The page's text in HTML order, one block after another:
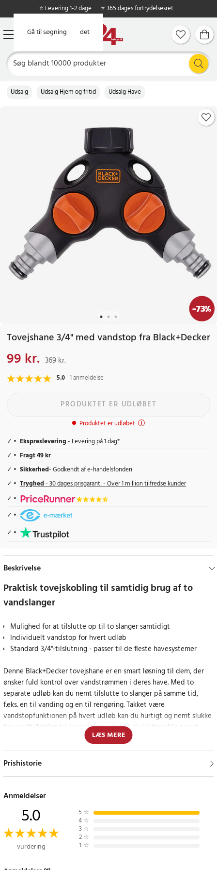
Gå til hovedindholdet
Gå til søgning
⭐ Levering 1-2 dage ⭐ 365 dages fortrydelsesret
Udsalg Udsalg Hjem og fritid Udsalg Have
-73%
Tovejshane 3/4" med vandstop fra Black+Decker
Nuværende pris
99 kr. 369 kr.
5.0 1 anmeldelse
PRODUKTET ER UDLØBET
Produktet er udløbet
Ekspreslevering- Levering på 1 dag*
Fragt 49 kr
Sikkerhed- Godkendt af e-handelsfonden
Tryghed- 30 dages prisgaranti - Over 1 million tilfredse kunder
Beskrivelse
Praktisk tovejskobling til samtidig brug af to
vandslanger
Mulighed for at tilslutte op til to slanger samtidigt
Individuelt vandstop for hvert udløb
Standard 3/4"-tilslutning - passer til de fleste havesystemer
Denne Black+Decker tovejshane er en smart løsning til dem, der
ønsker fuld kontrol over vandstrømmen i deres have. Med to
separate udløb kan du nemt tilslutte to slanger på samme tid,
f.eks. en til vanding og en til rengøring. Takket være
vandstopfunktionen på hvert udløb kan du hurtigt og nemt slukke
for vandtilførslen til hver slange uden at skulle frakoble noget.
Hanen har en standard 3/4-tommers tilslutning og er kompatibel
med de fleste almindelige havefittings. Designet er robust og
Individuelle vandstop på hvert udløb reducerer risikoen for
lækager, oversvømmelse og unødvendigt spild - en praktisk
løsning for både begyndere og erfarne gartnere.
LÆS MERE
Prishistorie
Anmeldelser
5.0
vurdering
5 ☆
4 ☆
3 ☆
2 ☆
1 ☆